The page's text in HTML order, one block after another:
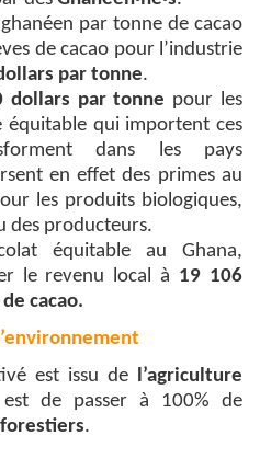
par tonne de cacao
de cacao pour l’industrie
par tonne.
dollars par tonne pour les
équitable qui importent ces
dans les pays
en effet des primes au
les produits biologiques,
des producteurs.
équitable au Ghana,
le revenu local à 19 106
cacao.
est issu de l’agriculture
de passer à 100% de
.